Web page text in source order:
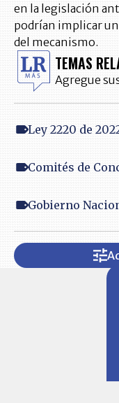
en la legislación
podrían implicar
del mecanismo.
TEMAS
Agregue
Ley 2220 de
Comités de
Gobierno